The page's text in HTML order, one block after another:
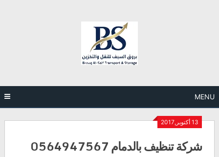
MENU
13 أكتوبر,2017
شركة تنظيف بالدمام 0564947567